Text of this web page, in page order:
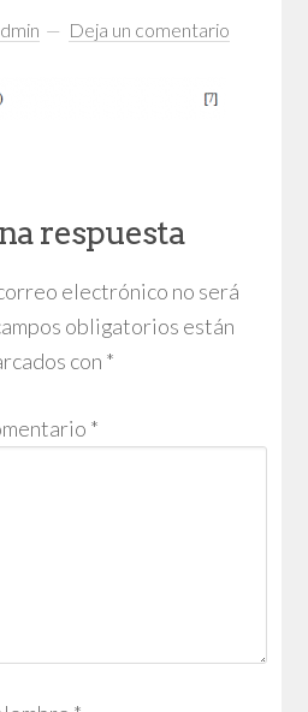
Deja un comentario
respuesta
electrónico no será
obligatorios están
con *
*